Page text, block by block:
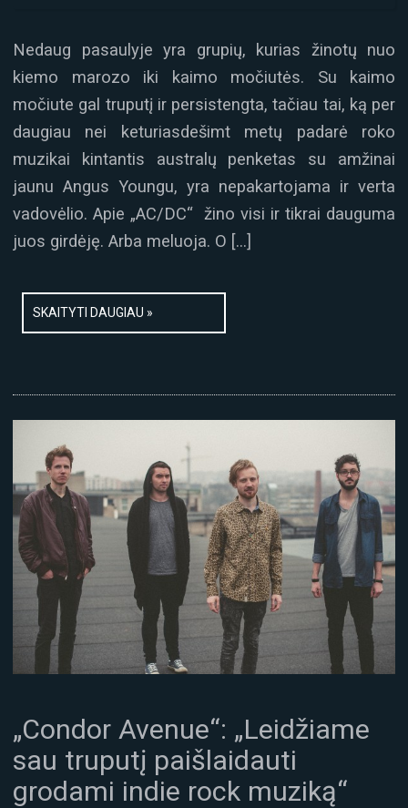
Nedaug pasaulyje yra grupių, kurias žinotų nuo
kiemo marozo iki kaimo močiutės. Su kaimo
močiute gal truputį ir persistengta, tačiau tai, ką per
daugiau nei keturiasdešimt metų padarė roko
muzikai kintantis australų penketas su amžinai
jaunu Angus Youngu, yra nepakartojama ir verta
vadovėlio. Apie „AC/DC“ žino visi ir tikrai dauguma
juos girdėję. Arba meluoja. O […]
SKAITYTI DAUGIAU »
„Condor Avenue“: „Leidžiame
sau truputį paišlaidauti
grodami indie rock muziką“